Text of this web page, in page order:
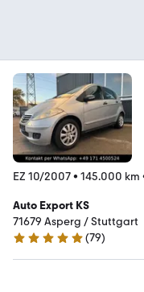
EZ 10/2007• 145.000 km
Auto Export KS
71679 Asperg / Stuttgart
4.8 Sterne
(79)